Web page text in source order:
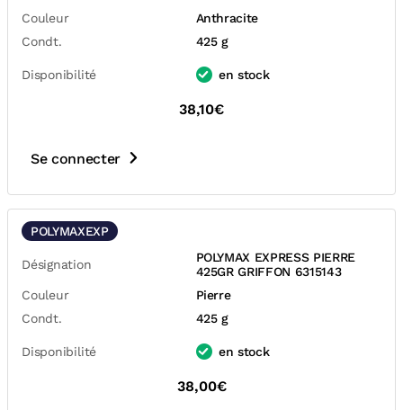
Couleur
Anthracite
Condt.
425 g
Disponibilité en stock
38,10€
Se connecter
POLYMAXEXP
Désignation
POLYMAX EXPRESS PIERRE
425GR GRIFFON 6315143
Couleur
Pierre
Condt.
425 g
Disponibilité en stock
38,00€